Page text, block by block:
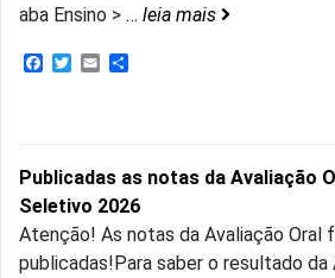
aba Ensino > … leia mais
Facebook
Twitter
Email
Publicadas as notas da Avaliação
Seletivo 2026
Atenção! As notas da Avaliação Oral
publicadas!Para saber o resultado da